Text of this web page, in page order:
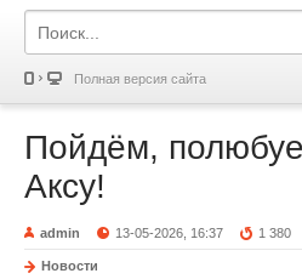
Полная версия сайта
Пойдём,
Аксу!
admin 13-05-2026, 16:37 1 380
Новости